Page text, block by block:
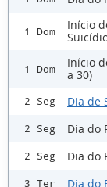
1 Dom
Início
1 Dom
Início
a 30)
2 Seg Dia de
2 Seg Dia do
2 Seg Dia do
3 Ter Dia do